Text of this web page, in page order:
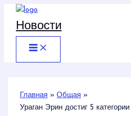
Перейти
содержимому
Новости
Главная
Общая
Ураган Эрин достиг 5